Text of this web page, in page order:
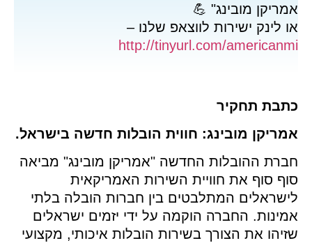
מובינג"💪
לינק ישירות לווצאפ שלנו –
http://tinyurl.com/
תחקיר
מובינג: חווית הובלות חדשה בישראל.
ההובלות החדשה "אמריקן מובינג" מביאה
סוף את חוויית השירות האמריקאית
המתלבטים בין חברות הובלה בלתי
החברה הוקמה על ידי יזמים ישראלים
את הצורך בשירות הובלות איכותי, מקצועי